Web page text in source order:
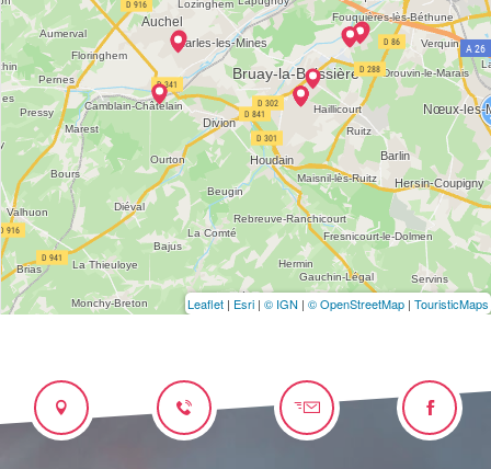
Leaflet | Esri | © IGN | © OpenStreetMap | TouristicMaps